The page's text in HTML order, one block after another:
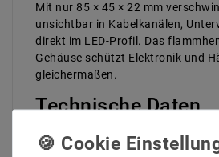
Mit nur 85 × 45 × 22 mm
unsichtbar in Kabel­kanälen,
direkt im LED-Profil. Das
Gehäuse schützt Elektronik und
gleichermaßen.
Technische Daten
Eingangsspannung:DC